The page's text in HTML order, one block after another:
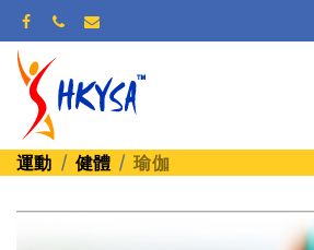
運動 健體 瑜伽